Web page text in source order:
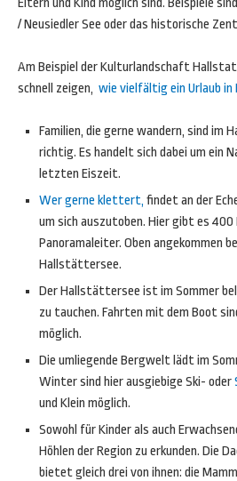
Eltern und Kind möglich sind. Beispiele
/ Neusiedler See oder das historische
Am Beispiel der Kulturlandschaft
schnell zeigen, wie vielfältig ein Urlaub
Familien, die gerne wandern, sind
richtig. Es handelt sich dabei um ein
letzten Eiszeit.
Wer gerne klettert, findet an der
um sich auszutoben. Hier gibt es
Panoramaleiter. Oben angekommen
Hallstättersee.
Der Hallstättersee ist im Sommer
zu tauchen. Fahrten mit dem Boot
möglich.
Die umliegende Bergwelt lädt im
Winter sind hier ausgiebige Ski- oder
und Klein möglich.
Sowohl für Kinder als auch
Höhlen der Region zu erkunden. Die
bietet gleich drei von ihnen: die